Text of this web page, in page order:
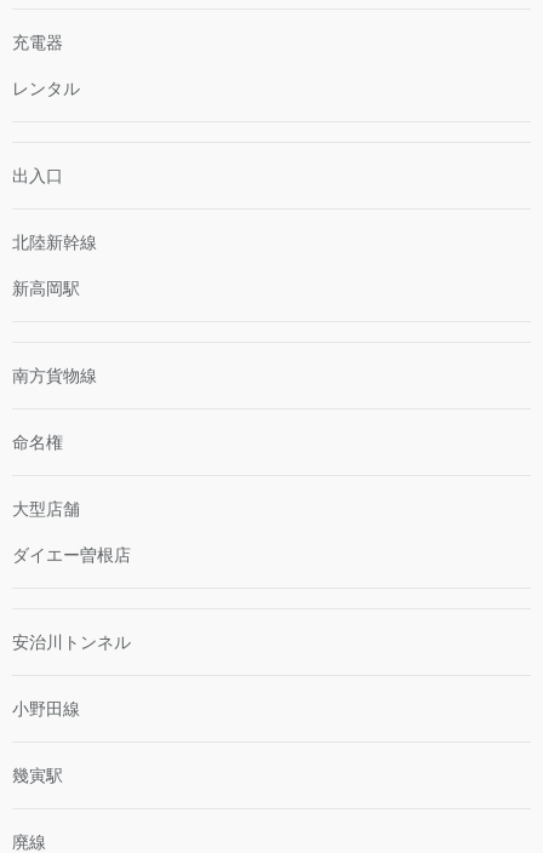
充電器
レンタル
出入口
北陸新幹線
新高岡駅
南方貨物線
命名権
大型店舗
ダイエー曽根店
安治川トンネル
小野田線
幾寅駅
廃線